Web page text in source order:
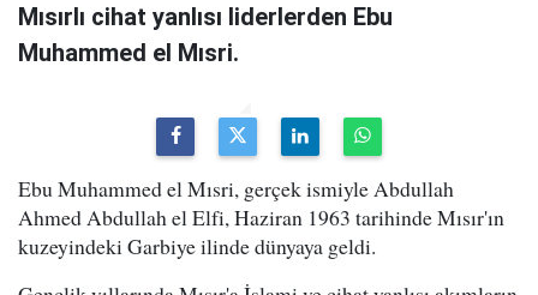
Mısırlı cihat yanlısı liderlerden Ebu
Muhammed el Mısri.
Ebu Muhammed el Mısri, gerçek ismiyle Abdullah
Ahmed Abdullah el Elfi, Haziran 1963 tarihinde Mısır'ın
kuzeyindeki Garbiye ilinde dünyaya geldi.